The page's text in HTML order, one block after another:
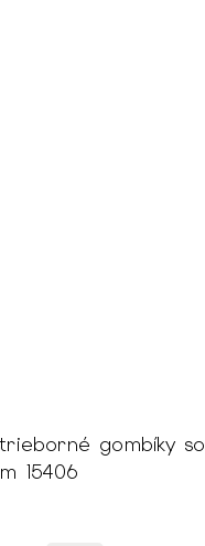
gombíky so
15406